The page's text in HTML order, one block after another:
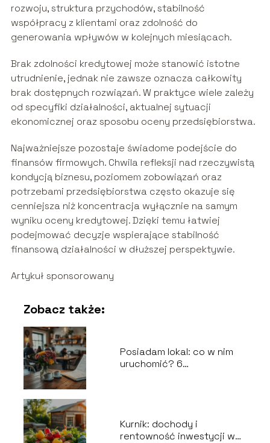
rozwoju, struktura przychodów, stabilność
współpracy z klientami oraz zdolność do
generowania wpływów w kolejnych miesiącach.
Brak zdolności kredytowej może stanowić istotne
utrudnienie, jednak nie zawsze oznacza całkowity
brak dostępnych rozwiązań. W praktyce wiele zależy
od specyfiki działalności, aktualnej sytuacji
ekonomicznej oraz sposobu oceny przedsiębiorstwa.
Najważniejsze pozostaje świadome podejście do
finansów firmowych. Chwila refleksji nad rzeczywistą
kondycją biznesu, poziomem zobowiązań oraz
potrzebami przedsiębiorstwa często okazuje się
cenniejsza niż koncentracja wyłącznie na samym
wyniku oceny kredytowej. Dzięki temu łatwiej
podejmować decyzje wspierające stabilność
finansową działalności w dłuższej perspektywie.
Artykuł sponsorowany
Zobacz także:
Posiadam lokal: co w nim
uruchomić? 6
Kurnik: dochody i
rentowność inwestycji w